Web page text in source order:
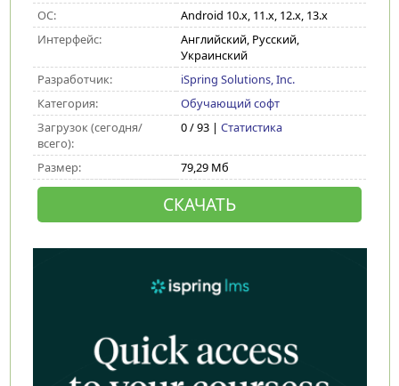
ОС:
Android 10.x, 11.x, 12.x, 13.x
Интерфейс:
Английский, Русский,
Украинский
Разработчик:
iSpring Solutions, Inc.
Категория:
Обучающий софт
Загрузок (сегодня/
всего):
0 / 93 | Статистика
Размер: 79,29 Мб
СКАЧАТЬ